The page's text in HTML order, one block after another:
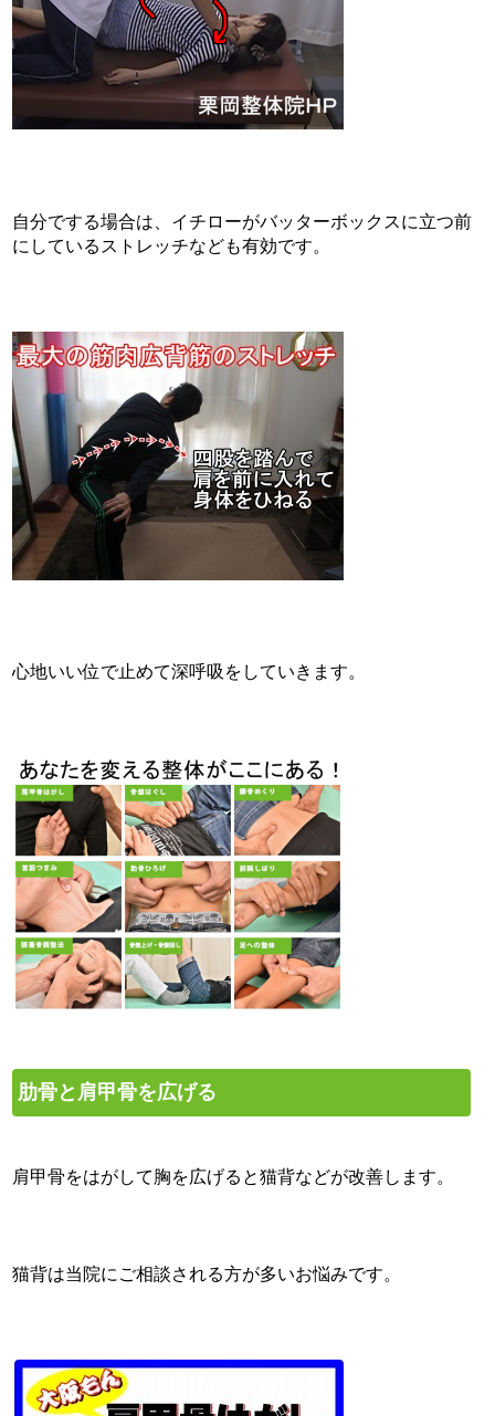
自分でする場合は、イチローがバッターボックスに立つ前
にしているストレッチなども有効です。
心地いい位で止めて深呼吸をしていきます。
肋骨と肩甲骨を広げる
肩甲骨をはがして胸を広げると猫背などが改善します。
猫背は当院にご相談される方が多いお悩みです。